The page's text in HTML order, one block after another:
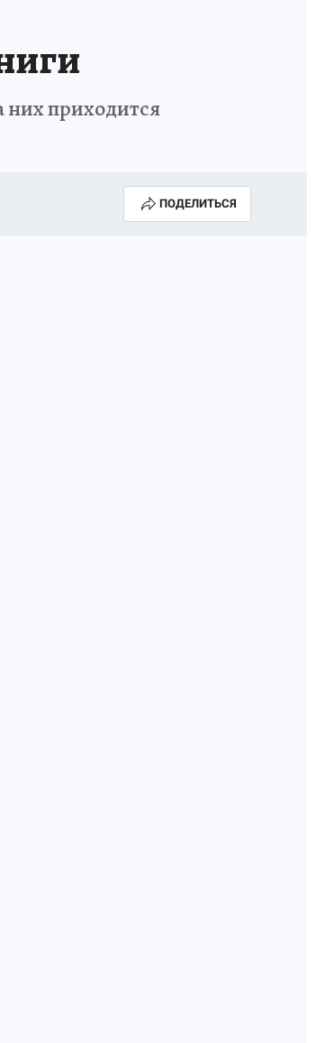
них приходится
ПОДЕЛИТЬСЯ